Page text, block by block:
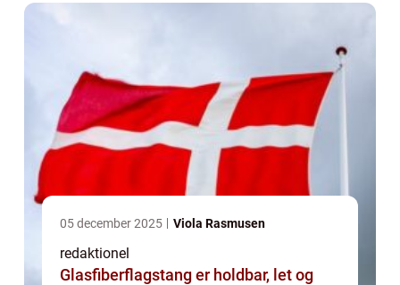
05 december 2025 Viola Rasmusen
redaktionel
Glasfiberflagstang er holdbar, let og